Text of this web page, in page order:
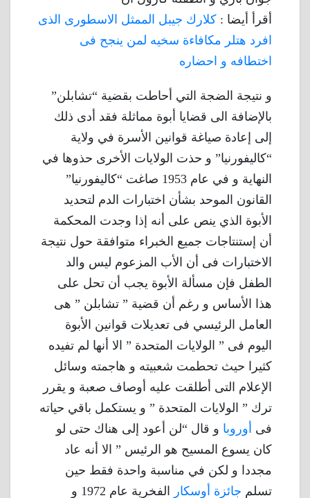
أقرأ أيضا : كلارك جيبل الممثل الاسطورى الذى
افرد هتلر مكافاءة سخيه لمن ينجح فى
اختطافه و احضاره
و نتيجة الضجة التي أحاطت بقضية “تشابلن”
بالإضافة الى قضايا أبوة مماثلة فقد أدى ذلك
إلى إعادة صياغة قوانين الأسرة في ولاية
“كاليفورنيا” و حذت الولايات الأخرى حذوها في
النهاية و في عام 1953 صاغت “كاليفورنيا”
القانون الموحد بشأن اختبارات الدم لتحديد
الأبوة الذي ينص على أنه إذا وجدت المحكمة
أن إستنتاجات جميع الخبراء متوافقة حول نتيجة
الاختبارات فى أن الأب المزعوم ليس والد
الطفل فإن مسألة الأبوة يجب أن تحل على
هذا الأساس و رغم أن قضية ” تشابلن ” هى
العامل الرئيسي فى تعديلات قوانين الأبوة
اليوم فى ” الولايات المتحدة ” الا أنها لم تفيده
كثيرا حيث تحطمت شعبيته و هاجمته وسائل
الإعلام التى أطلقت عليه أوصاف صعبة و يقرر
ترك ” الولايات المتحدة ” و يستكمل باقي حياته
فى أوروبا و قال “لن أعود إلى هناك حتى لو
كان يسوع المسيح هو الرئيس ” الا أنه عاد
مجددا و لكن في مناسبة واحدة فقط حين
تسلم جائزة أوسكار الفخرية عام 1972 و